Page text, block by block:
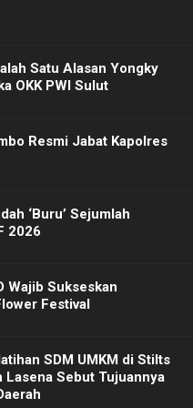
Satu Alasan Yongky
OKK PWI Sulut
Resmi Jabat Kapolres
‘Buru’ Sejumlah
2026
Wajib Sukseskan
Festival
SDM UMKM di Stilts
Sebut Tujuannya